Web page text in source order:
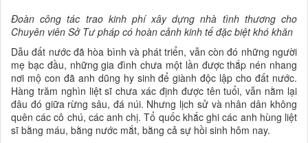
Đoàn công tác trao kinh phí xây dựng nhà tình thương cho
Chuyên viên Sở Tư pháp có hoàn cảnh kinh tế đặc biệt khó khăn
Dẫu đất nước đã hòa bình và phát triển, vẫn còn đó những người
mẹ bạc đầu, những gia đình chưa một lần được thắp nén nhang
nơi mộ con đã anh dũng hy sinh để giành độc lập cho đất nước.
Hàng trăm nghìn liệt sĩ chưa xác định được tên tuổi, vẫn nằm lại
đâu đó giữa rừng sâu, đá núi. Nhưng lịch sử và nhân dân không
quên các cô chú, các anh chị. Tổ quốc khắc ghi các anh hùng liệt
sĩ bằng máu, bằng nước mắt, bằng cả sự hồi sinh hôm nay.